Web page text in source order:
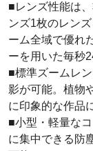
■レンズ性能は
ンズ1枚のレン
ーム全域で優れ
ーを用いた毎秒
■標準ズームレ
影が可能。植物
に印象的な作品
■小型・軽量な
に集中できる防